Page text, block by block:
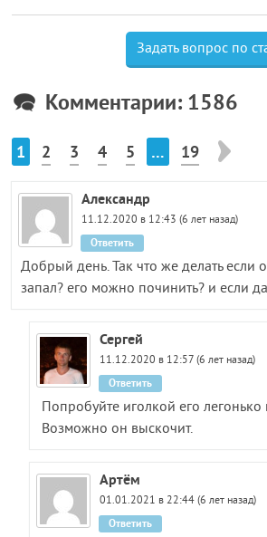
Задать вопрос по
Комментарии: 1586
1 2 3 4 5 … 19
Александр
11.12.2020 в 12:43 (6 лет назад)
Добрый день. Так что же делать если
запал? его можно починить? и если
Ответить
Сергей
11.12.2020 в 12:57 (6 лет назад)
Попробуйте иголкой его легонько
Возможно он выскочит.
Ответить
Артём
01.01.2021 в 22:44 (6 лет назад)
Ответить